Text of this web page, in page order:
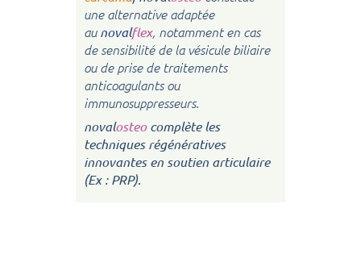
une alternative adaptée
au novalflex, notamment en cas
de sensibilité de la vésicule biliaire
ou de prise de traitements
anticoagulants ou
immunosuppresseurs.
novalosteo complète les
techniques régénératives
innovantes en soutien articulaire
(Ex : PRP)